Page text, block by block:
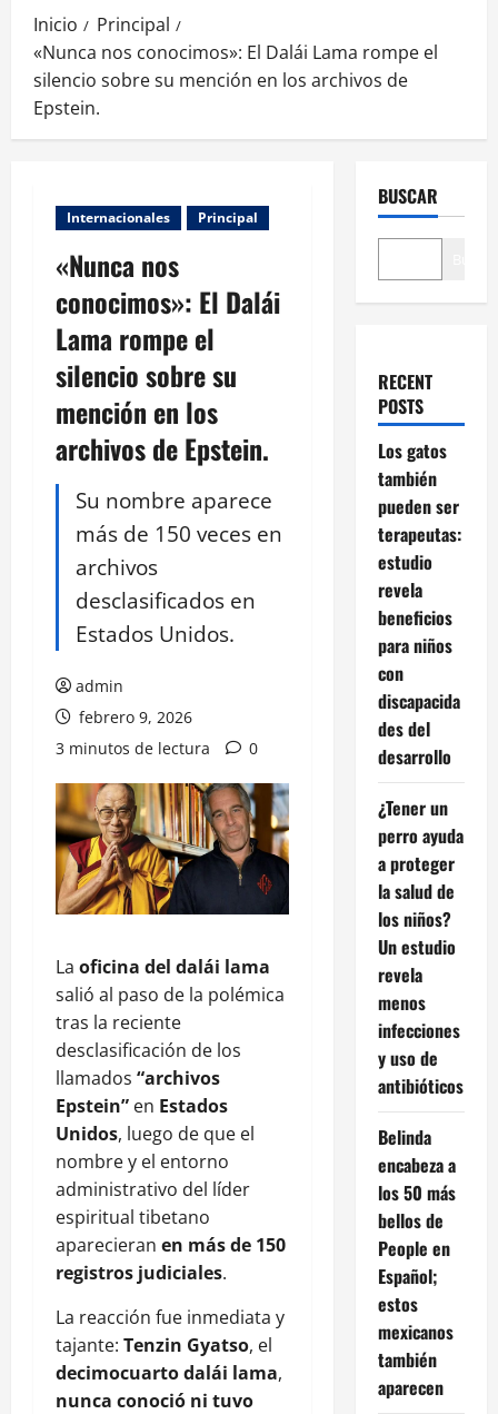
Inicio
Principal
«Nunca nos conocimos»: El Dalái Lama rompe el
silencio sobre su mención en los archivos de
Epstein.
Internacionales Principal
«Nunca nos
conocimos»: El Dalái
Lama rompe el
silencio sobre su
mención en los
archivos de Epstein.
Su nombre aparece
más de 150 veces en
archivos
desclasificados en
Estados Unidos.
admin
febrero 9, 2026
3 minutos de lectura
0
La oficina del dalái lama
salió al paso de la polémica
tras la reciente
desclasificación de los
llamados “archivos
Epstein” en Estados
Unidos, luego de que el
nombre y el entorno
administrativo del líder
espiritual tibetano
aparecieran en más de 150
registros judiciales.
La reacción fue inmediata y
tajante: Tenzin Gyatso, el
decimocuarto dalái lama,
nunca conoció ni tuvo
BUSCAR
RECENT
POSTS
Los gatos
también
pueden ser
terapeutas:
estudio
revela
beneficios
para niños
con
discapacida
des del
desarrollo
¿Tener un
perro ayuda
a proteger
la salud de
los niños?
Un estudio
revela
menos
infecciones
y uso de
antibióticos
Belinda
encabeza a
los 50 más
bellos de
People en
Español;
estos
mexicanos
también
aparecen